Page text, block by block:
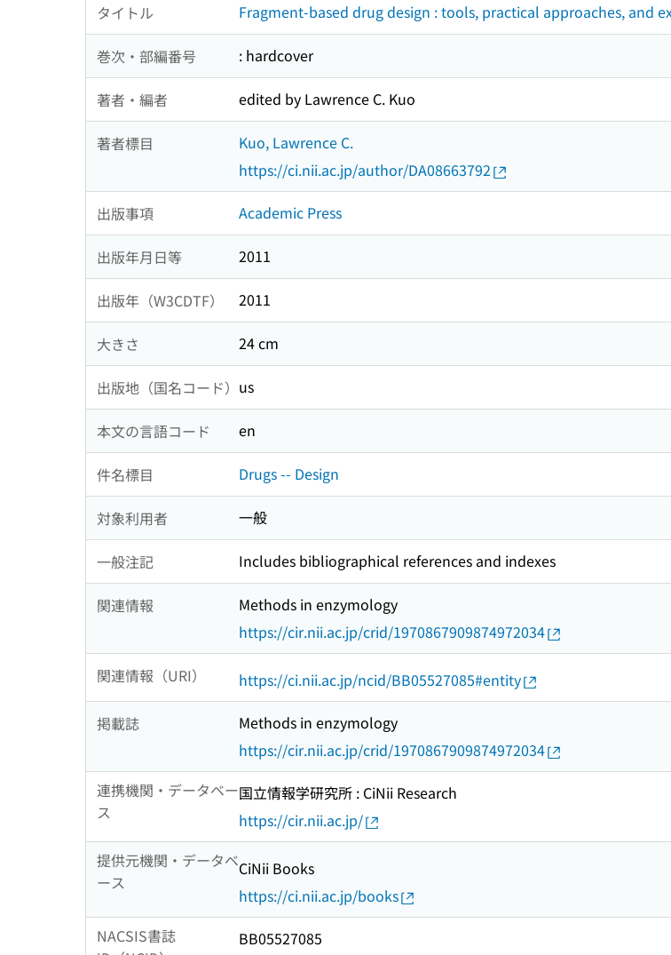
タイトル Fragment-based drug design : tools, practical approaches, and
巻次・部編番号 : hardcover
著者・編者 edited by Lawrence C. Kuo
著者標目
Kuo, Lawrence C.
https://ci.nii.ac.jp/author/DA08663792
出版事項 Academic Press
出版年月日等 2011
出版年（W3CDTF） 2011
大きさ 24 cm
出版地（国名コード） us
本文の言語コード en
件名標目 Drugs -- Design
対象利用者 一般
一般注記 Includes bibliographical references and indexes
関連情報
Methods in enzymology
https://cir.nii.ac.jp/crid/1970867909874972034
関連情報（URI） https://ci.nii.ac.jp/ncid/BB05527085#entity
掲載誌
Methods in enzymology
https://cir.nii.ac.jp/crid/1970867909874972034
連携機関・データベー
ス
国立情報学研究所 : CiNii Research
https://cir.nii.ac.jp/
提供元機関・データベ
ース
CiNii Books
https://ci.nii.ac.jp/books
NACSIS書誌
BB05527085